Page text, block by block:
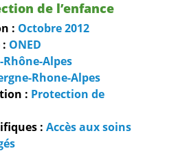
de l’enfance
: Octobre2012
ONED
Alpes
Rhone-Alpes
: Protection de
: Accès aux soins